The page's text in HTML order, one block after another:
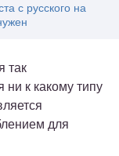
с русского на
так
к какому типу
для